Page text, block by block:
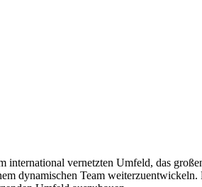
vernetzten Umfeld, das
dynamischen Team weiterzuentwickeln.